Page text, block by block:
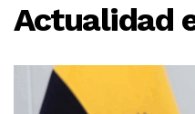
Actualidad